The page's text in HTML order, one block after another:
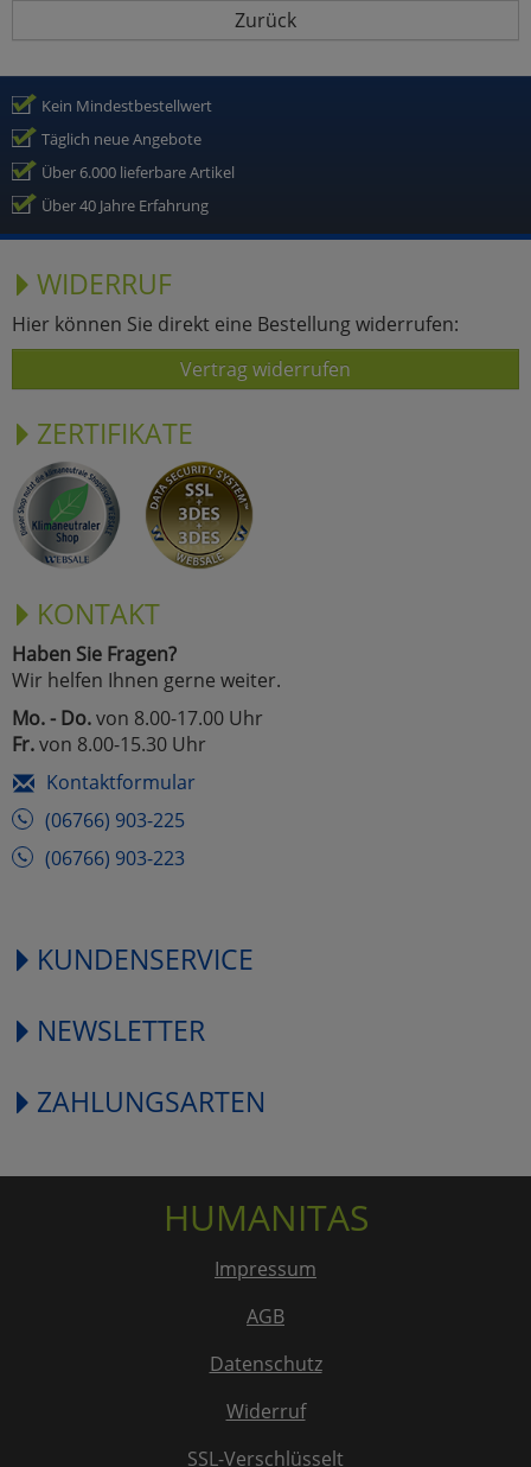
Zurück
Kein Mindestbestellwert
Täglich neue Angebote
Über 6.000 lieferbare Artikel
Über 40 Jahre Erfahrung
WIDERRUF
Hier können Sie direkt eine Bestellung widerrufen:
Vertrag widerrufen
ZERTIFIKATE
KONTAKT
Haben Sie Fragen?
Wir helfen Ihnen gerne weiter.
Mo. - Do.von 8.00-17.00 Uhr
Fr.von 8.00-15.30 Uhr
Kontaktformular
(06766) 903-225
(06766) 903-223
KUNDENSERVICE
NEWSLETTER
ZAHLUNGSARTEN
HUMANITAS
Impressum
AGB
Datenschutz
Widerruf
SSL-Verschlüsselt